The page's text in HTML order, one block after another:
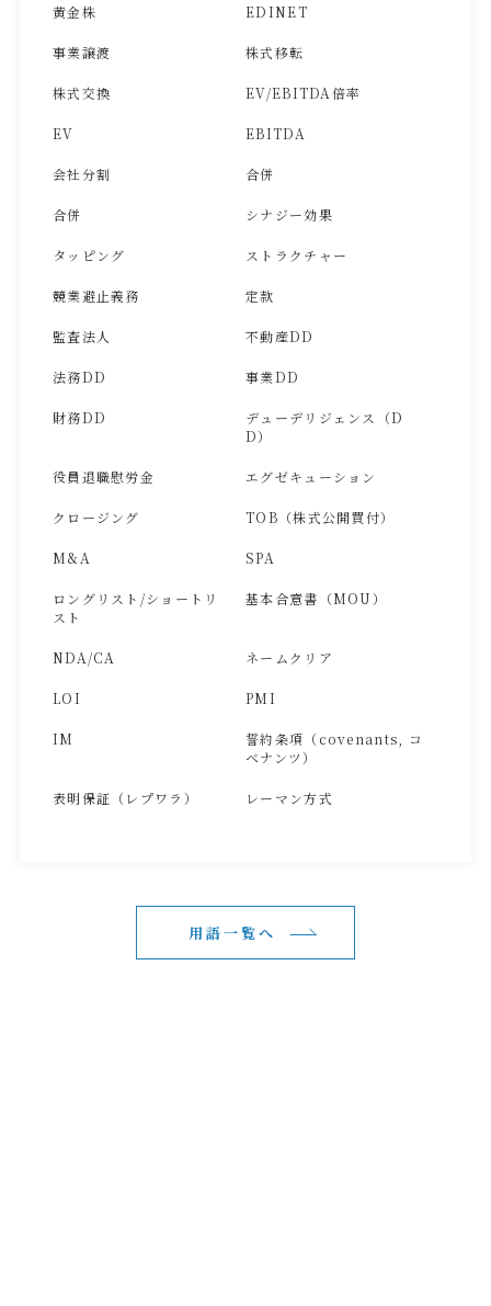
黄金株 EDINET
事業譲渡 株式移転
株式交換 EV/EBITDA倍率
EV EBITDA
会社分割 合併
合併 シナジー効果
タッピング ストラクチャー
競業避止義務 定款
監査法人 不動産DD
法務DD 事業DD
財務DD
デューデリジェンス（D
D）
役員退職慰労金 エグゼキューション
クロージング TOB（株式公開買付）
M&A SPA
ロングリスト/ショートリ
スト
基本合意書（MOU）
NDA/CA ネームクリア
LOI PMI
IM
誓約条項（covenants, コ
ベナンツ）
表明保証（レプワラ） レーマン方式
用語一覧へ